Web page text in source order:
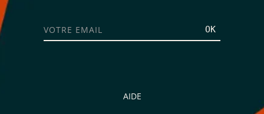
OK
AIDE